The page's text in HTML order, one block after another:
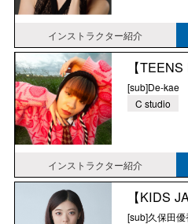
インストラクター紹介
【
[sub]De-kae
C studio
インストラクター紹介
【KIDS
[sub]久保田優